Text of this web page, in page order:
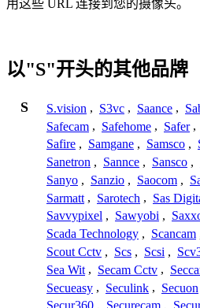
用这些 URL 连接到您的摄像头。
以"S"开头的其他品牌
S S.vision , S3vc , Saance ,
Safecam , Safehome , Safer ,
Safire , Samgane , Samsco ,
Sanetron , Sannce , Sansco ,
Sanyo , Sanzio , Saocom ,
Sarmatt , Sarotech , Sas
Savvypixel , Sawyobi ,
Scada Technology , Scancam
Scout Cctv , Scs , Scsi ,
Sea Wit , Secam Cctv ,
Secueasy , Seculink , Secuon